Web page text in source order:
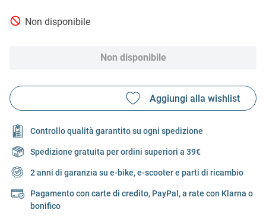
Non disponibile
Non disponibile
Controllo qualità garantito su ogni spedizione
Spedizione gratuita per ordini superiori a 39€
2 anni di garanzia su e-bike, e-scooter e parti di ricambio
Pagamento con carte di credito, PayPal, a rate con Klarna o
bonifico